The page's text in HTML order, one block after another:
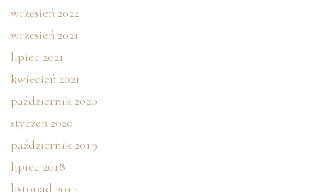
wrzesień 2022
wrzesień 2021
lipiec 2021
kwiecień 2021
październik 2020
styczeń 2020
październik 2019
lipiec 2018
listopad 2017